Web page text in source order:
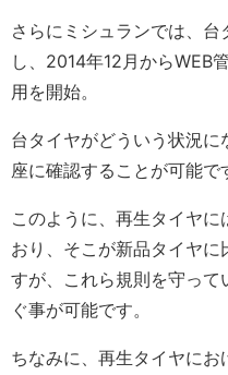
さらにミシュランでは、
し、2014年12月からWEB
用を開始。
台タイヤがどういう状況
座に確認することが可能で
このように、再生タイヤ
おり、そこが新品タイヤに
すが、これら規則を守っ
ぐ事が可能です。
ちなみに、再生タイヤに